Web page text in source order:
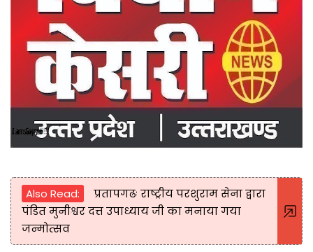
Also Read:
प्रतापगढः राष्ट्रीय परशुराम सेना द्वारा
पंडित मुनीश्वर दत्त उपाध्याय जी का मनाया गया
जन्मोत्सव